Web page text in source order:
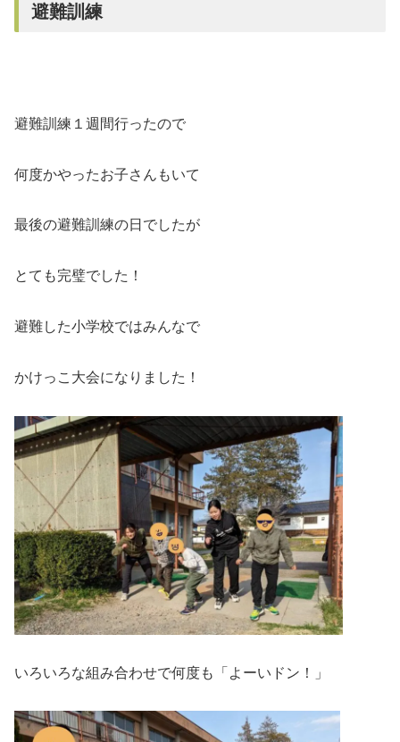
避難訓練
避難訓練１週間行ったので
何度かやったお子さんもいて
最後の避難訓練の日でしたが
とても完璧でした！
避難した小学校ではみんなで
かけっこ大会になりました！
いろいろな組み合わせで何度も「よーいドン！」